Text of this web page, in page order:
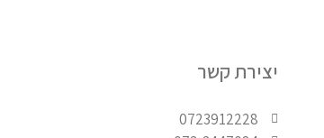
יצירת קשר
0723912228